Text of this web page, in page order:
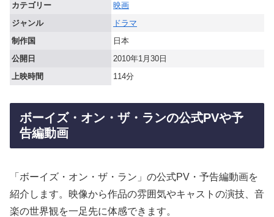
カテゴリー
映画
ジャンル
ドラマ
制作国
日本
公開日
2010年1月30日
上映時間
114分
ボーイズ・オン・ザ・ランの公式PVや予
告編動画
「ボーイズ・オン・ザ・ラン」の公式PV・予告編動画を
紹介します。映像から作品の雰囲気やキャストの演技、音
楽の世界観を一足先に体感できます。